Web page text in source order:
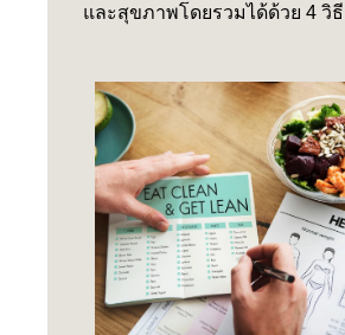
และสุขภาพโดยรวมได้ด้วย 4 วิ